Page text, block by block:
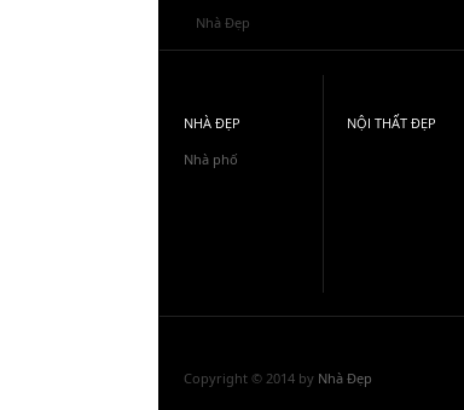
Nhà Đẹp
NHÀ ĐẸP
Nhà phố
NỘI THẤT ĐẸP
Copyright © 2014 by Nhà Đẹp